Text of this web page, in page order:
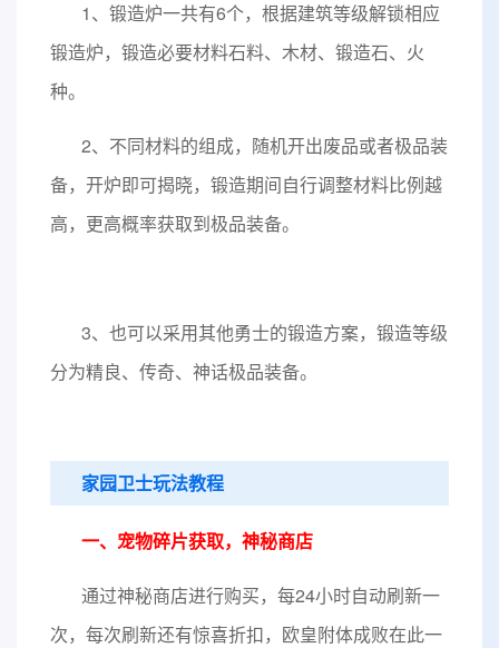
1、锻造炉一共有6个，根据建筑等级解锁相应
锻造炉，锻造必要材料石料、木材、锻造石、火
种。
2、不同材料的组成，随机开出废品或者极品装
备，开炉即可揭晓，锻造期间自行调整材料比例越
高，更高概率获取到极品装备。
3、也可以采用其他勇士的锻造方案，锻造等级
分为精良、传奇、神话极品装备。
家园卫士玩法教程
一、宠物碎片获取，神秘商店
通过神秘商店进行购买，每24小时自动刷新一
次，每次刷新还有惊喜折扣，欧皇附体成败在此一